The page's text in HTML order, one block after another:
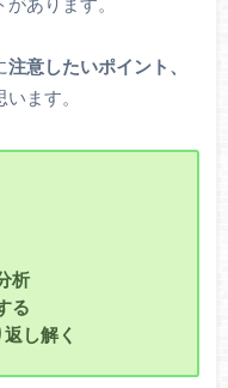
注意したいポイント、
ます。
析
る
し解く